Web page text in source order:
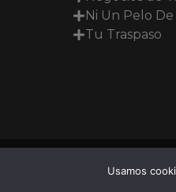
Ni Un Pelo
Tu Traspaso
Usamos